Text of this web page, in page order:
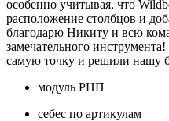
особенно учитывая, что
расположение столбцов и
благодарю Никиту и всю
замечательного
самую точку и решили нашу
модуль РНП
себес по артикулам